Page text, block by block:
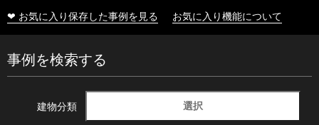
❤ お気に入り保存した事例を見る お気に入り機能について
事例を検索する
建物分類 選択